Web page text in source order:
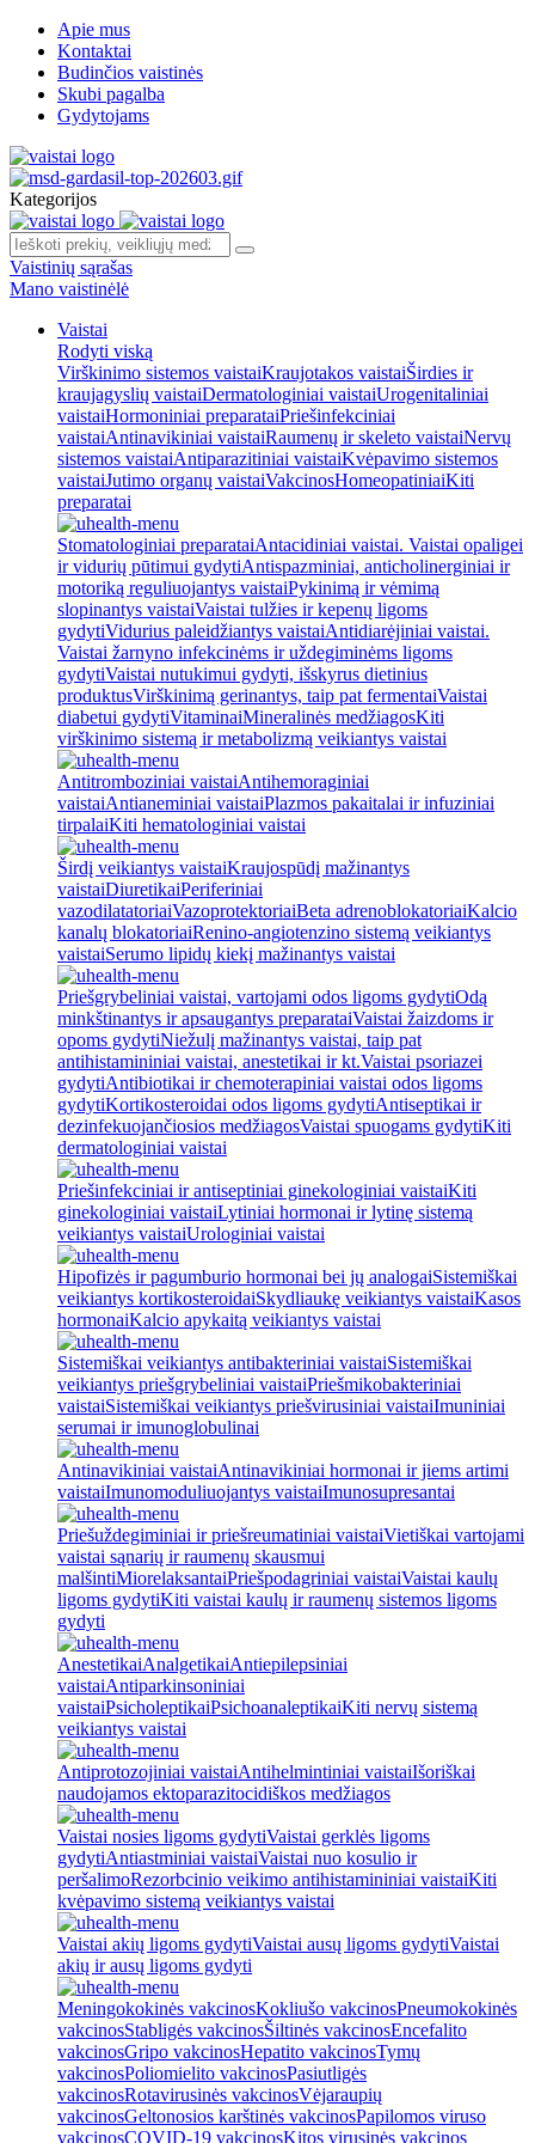
Apie mus
Kontaktai
Budinčios vaistinės
Skubi pagalba
Gydytojams
Kategorijos
Vaistinių sąrašas
Mano vaistinėlė
Vaistai
Rodyti viską
Virškinimo sistemos vaistaiKraujotakos vaistaiŠirdies ir
kraujagyslių vaistaiDermatologiniai vaistaiUrogenitaliniai
vaistaiHormoniniai preparataiPriešinfekciniai
vaistaiAntinavikiniai vaistaiRaumenų ir skeleto vaistaiNervų
sistemos vaistaiAntiparazitiniai vaistaiKvėpavimo sistemos
vaistaiJutimo organų vaistaiVakcinosHomeopatiniaiKiti
preparatai
Stomatologiniai preparataiAntacidiniai vaistai. Vaistai opaligei
ir vidurių pūtimui gydytiAntispazminiai, anticholinerginiai ir
motoriką reguliuojantys vaistaiPykinimą ir vėmimą
slopinantys vaistaiVaistai tulžies ir kepenų ligoms
gydytiVidurius paleidžiantys vaistaiAntidiarėjiniai vaistai.
Vaistai žarnyno infekcinėms ir uždegiminėms ligoms
gydytiVaistai nutukimui gydyti, išskyrus dietinius
produktusVirškinimą gerinantys, taip pat fermentaiVaistai
diabetui gydytiVitaminaiMineralinės medžiagosKiti
virškinimo sistemą ir metabolizmą veikiantys vaistai
Antitromboziniai vaistaiAntihemoraginiai
vaistaiAntianeminiai vaistaiPlazmos pakaitalai ir infuziniai
tirpalaiKiti hematologiniai vaistai
Širdį veikiantys vaistaiKraujospūdį mažinantys
vaistaiDiuretikaiPeriferiniai
vazodilatatoriaiVazoprotektoriaiBeta adrenoblokatoriaiKalcio
kanalų blokatoriaiRenino-angiotenzino sistemą veikiantys
vaistaiSerumo lipidų kiekį mažinantys vaistai
Priešgrybeliniai vaistai, vartojami odos ligoms gydytiOdą
minkštinantys ir apsaugantys preparataiVaistai žaizdoms ir
opoms gydytiNiežulį mažinantys vaistai, taip pat
antihistamininiai vaistai, anestetikai ir kt.Vaistai psoriazei
gydytiAntibiotikai ir chemoterapiniai vaistai odos ligoms
gydytiKortikosteroidai odos ligoms gydytiAntiseptikai ir
dezinfekuojančiosios medžiagosVaistai spuogams gydytiKiti
dermatologiniai vaistai
Priešinfekciniai ir antiseptiniai ginekologiniai vaistaiKiti
ginekologiniai vaistaiLytiniai hormonai ir lytinę sistemą
veikiantys vaistaiUrologiniai vaistai
Hipofizės ir pagumburio hormonai bei jų analogaiSistemiškai
veikiantys kortikosteroidaiSkydliaukę veikiantys vaistaiKasos
hormonaiKalcio apykaitą veikiantys vaistai
Sistemiškai veikiantys antibakteriniai vaistaiSistemiškai
veikiantys priešgrybeliniai vaistaiPriešmikobakteriniai
vaistaiSistemiškai veikiantys priešvirusiniai vaistaiImuniniai
serumai ir imunoglobulinai
Antinavikiniai vaistaiAntinavikiniai hormonai ir jiems artimi
vaistaiImunomoduliuojantys vaistaiImunosupresantai
Priešuždegiminiai ir priešreumatiniai vaistaiVietiškai vartojami
vaistai sąnarių ir raumenų skausmui
malšintiMiorelaksantaiPriešpodagriniai vaistaiVaistai kaulų
ligoms gydytiKiti vaistai kaulų ir raumenų sistemos ligoms
gydyti
AnestetikaiAnalgetikaiAntiepilepsiniai
vaistaiAntiparkinsoniniai
vaistaiPsicholeptikaiPsichoanaleptikaiKiti nervų sistemą
veikiantys vaistai
Antiprotozojiniai vaistaiAntihelmintiniai vaistaiIšoriškai
naudojamos ektoparazitocidiškos medžiagos
Vaistai nosies ligoms gydytiVaistai gerklės ligoms
gydytiAntiastminiai vaistaiVaistai nuo kosulio ir
peršalimoRezorbcinio veikimo antihistamininiai vaistaiKiti
kvėpavimo sistemą veikiantys vaistai
Vaistai akių ligoms gydytiVaistai ausų ligoms gydytiVaistai
akių ir ausų ligoms gydyti
Meningokokinės vakcinosKokliušo vakcinosPneumokokinės
vakcinosStabligės vakcinosŠiltinės vakcinosEncefalito
vakcinosGripo vakcinosHepatito vakcinosTymų
vakcinosPoliomielito vakcinosPasiutligės
vakcinosRotavirusinės vakcinosVėjaraupių
vakcinosGeltonosios karštinės vakcinosPapilomos viruso
vakcinosCOVID-19 vakcinosKitos virusinės vakcinos